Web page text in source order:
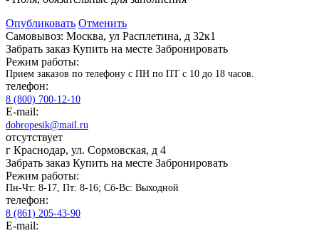
Опубликовать Отменить
Самовывоз: Москва, ул Расплетина, д 32к1
Забрать заказ Купить на месте Забронировать
Режим работы:
Прием заказов по телефону с ПН по ПТ с 10 до 18 часов.
телефон:
8 (800) 700-12-10
E-mail:
dobropesik@mail.ru
отсутствует
г Краснодар, ул. Сормовская, д 4
Забрать заказ Купить на месте Забронировать
Режим работы:
Пн-Чт: 8-17, Пт: 8-16; Сб-Вс: Выходной
телефон:
8 (861) 205-43-90
E-mail: